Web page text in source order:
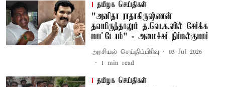
தமிழக செய்திகள்
"அனிதா ராதாகிருஷ்ணன்
தவமிருந்தாலும் த.வெ.க.வில் சேர்க்க
மாட்டோம்" - அமைச்சர் நிர்மல்குமார்
அரசியல் செய்திப்பிரிவு
03 Jul 2026
1 min read
தமிழக செய்திகள்